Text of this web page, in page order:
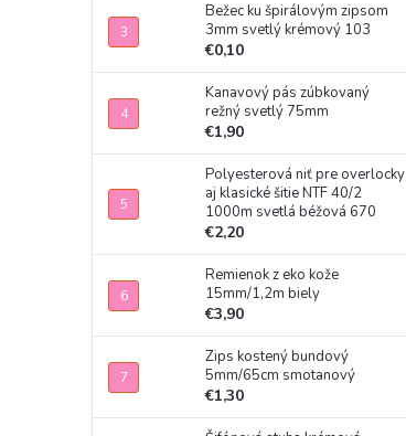
Bežec ku špirálovým zipsom
3mm svetlý krémový 103
€0,10
Kanavový pás zúbkovaný
režný svetlý 75mm
€1,90
Polyesterová niť pre overlocky
aj klasické šitie NTF 40/2
1000m svetlá béžová 670
€2,20
Remienok z eko kože
15mm/1,2m biely
€3,90
Zips kostený bundový
5mm/65cm smotanový
€1,30